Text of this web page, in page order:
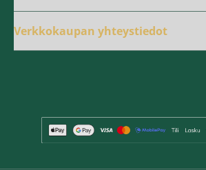
Verkkokaupan yhteystiedot